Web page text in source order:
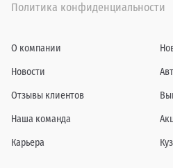
Политика конфиденциальности
О компании
Новости
Отзывы клиентов
Наша команда
Карьера